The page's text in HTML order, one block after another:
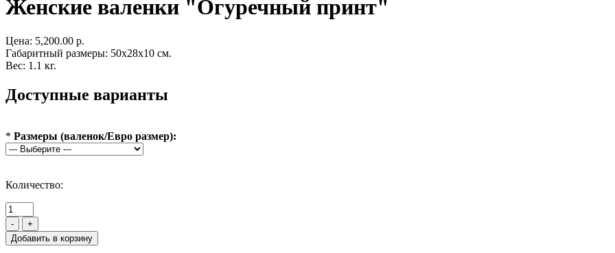
Женские валенки "Огуречный принт"
Цена: 5,200.00 р.
Габаритный размеры: 50x28x10 см.
Вес: 1.1 кг.
Доступные варианты
* Размеры (валенок/Евро размер):
Количество:
- +